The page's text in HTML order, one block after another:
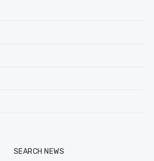
SEARCH NEWS